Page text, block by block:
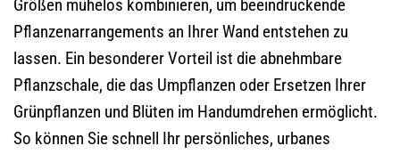
Größen mühelos kombinieren, um beeindruckende
Pflanzenarrangements an Ihrer Wand entstehen zu
lassen. Ein besonderer Vorteil ist die abnehmbare
Pflanzschale, die das Umpflanzen oder Ersetzen Ihrer
Grünpflanzen und Blüten im Handumdrehen ermöglicht.
So können Sie schnell Ihr persönliches, urbanes